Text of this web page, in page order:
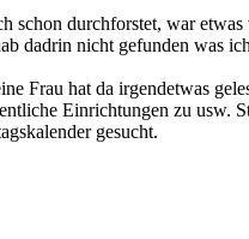
durchforstet, war
dadrin nicht gefunden was
Frau hat da irgendetwas
Einrichtungen zu
gesucht.